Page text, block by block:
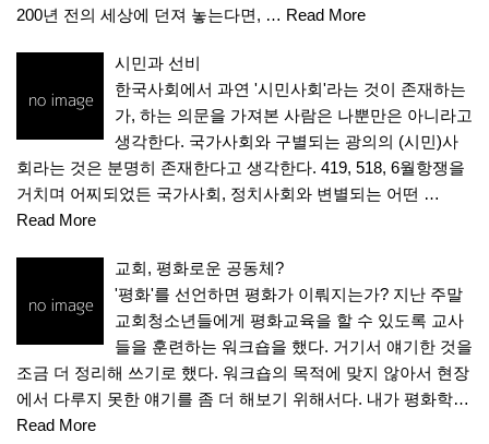
200년 전의 세상에 던져 놓는다면, … Read More
시민과 선비
한국사회에서 과연 '시민사회'라는 것이 존재하는
가, 하는 의문을 가져본 사람은 나뿐만은 아니라고
생각한다. 국가사회와 구별되는 광의의 (시민)사
회라는 것은 분명히 존재한다고 생각한다. 419, 518, 6월항쟁을
거치며 어찌되었든 국가사회, 정치사회와 변별되는 어떤 …
Read More
교회, 평화로운 공동체?
'평화'를 선언하면 평화가 이뤄지는가? 지난 주말
교회청소년들에게 평화교육을 할 수 있도록 교사
들을 훈련하는 워크숍을 했다. 거기서 얘기한 것을
조금 더 정리해 쓰기로 했다. 워크숍의 목적에 맞지 않아서 현장
에서 다루지 못한 얘기를 좀 더 해보기 위해서다. 내가 평화학…
Read More